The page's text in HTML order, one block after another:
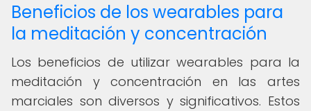
Beneficios de los wearables para
la meditación y concentración
Los beneficios de utilizar wearables para la
meditación y concentración en las artes
marciales son diversos y significativos. Estos